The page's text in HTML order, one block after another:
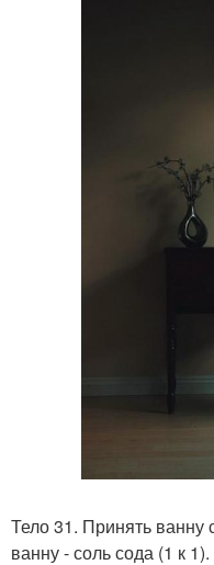
Тело 31. Принять ванну
ванну - соль сода (1 к 1).